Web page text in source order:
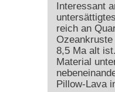
Interessant
reich an
8,5 Ma alt
Material
Pillow-Lava